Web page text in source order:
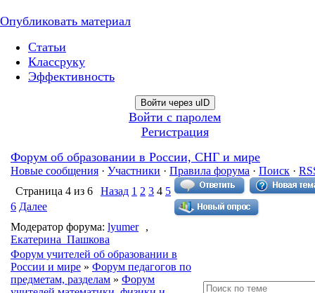
Опубликовать материал
Статьи
Классруку
Эффективность
Войти через uID
Войти с паролем
Регистрация
Форум об образовании в России, СНГ и мире
Новые сообщения · Участники · Правила форума · Поиск ·
Страница 4 из 6 Назад 1 2 3 4 5
6 Далее
Модератор форума: lyumer
,
Екатерина_Пашкова
Форум учителей об образовании в
России и мире » Форум педагогов по
предметам, разделам » Форум